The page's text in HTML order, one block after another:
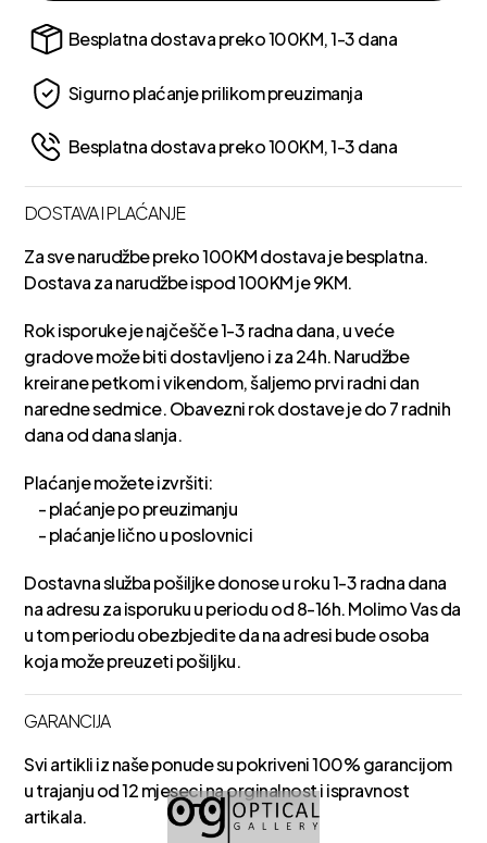
Besplatna dostava preko 100KM, 1-3 dana
Sigurno plaćanje prilikom preuzimanja
Besplatna dostava preko 100KM, 1-3 dana
DOSTAVA I PLAĆANJE
Za sve narudžbe preko 100KM dostava je besplatna.
Dostava za narudžbe ispod 100KM je 9KM.
Rok isporuke je najčešče 1-3 radna dana, u veće
gradove može biti dostavljeno i za 24h. Narudžbe
kreirane petkom i vikendom, šaljemo prvi radni dan
naredne sedmice. Obavezni rok dostave je do 7 radnih
dana od dana slanja.
Plaćanje možete izvršiti:
- plaćanje po preuzimanju
- plaćanje lično u poslovnici
Dostavna služba pošiljke donose u roku 1-3 radna dana
na adresu za isporuku u periodu od 8-16h. Molimo Vas da
u tom periodu obezbjedite da na adresi bude osoba
koja može preuzeti pošiljku.
GARANCIJA
Svi artikli iz naše ponude su pokriveni 100% garancijom
u trajanju od 12 mjeseci na orginalnost i ispravnost
artikala.